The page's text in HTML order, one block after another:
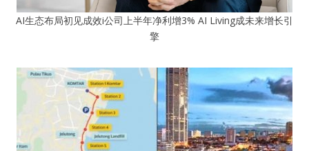
AI生态布局初见成效i公司上半年净利增3% AI Living成未来增长引
擎